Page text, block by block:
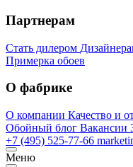
Партнерам
Стать дилером
Примерка обоев
О фабрике
О компании Качество и
Обойный блог Вакансии
+7 (495) 525-77-66
Меню